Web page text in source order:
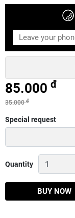
85.000 đ
35.000đ
Special request
Quantity
Kìm
Quantity
BUY NOW